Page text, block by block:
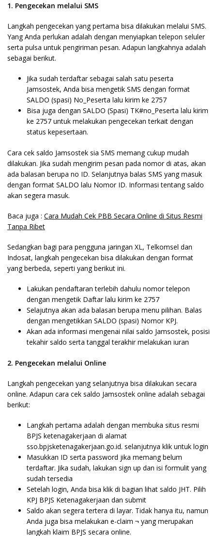
1. Pengecekan melalui SMS
Langkah pengecekan yang pertama bisa dilakukan melalui SMS.
Yang Anda perlukan adalah dengan menyiapkan telepon seluler
serta pulsa untuk pengiriman pesan. Adapun langkahnya adalah
sebagai berikut.
Jika sudah terdaftar sebagai salah satu peserta
Jamsostek, Anda bisa mengetik SMS dengan format
SALDO (spasi) No_Peserta lalu kirim ke 2757
Bisa juga dengan SALDO (Spasi) TK#no_Peserta lalu kirim
ke 2757 untuk melakukan pengecekan terkait dengan
status kepesertaan.
Cara cek saldo Jamsostek sia SMS memang cukup mudah
dilakukan. Jika sudah mengirim pesan pada nomor di atas, akan
ada balasan berupa no ID. Selanjutnya balas SMS yang masuk
dengan format SALDO lalu Nomor ID. Informasi tentang saldo
akan segera masuk.
Baca juga : Cara Mudah Cek PBB Secara Online di Situs Resmi
Tanpa Ribet
Sedangkan bagi para pengguna jaringan XL, Telkomsel dan
Indosat, langkah pengecekan bisa dilakukan dengan format
yang berbeda, seperti yang berikut ini.
Lakukan pendaftaran terlebih dahulu nomor telepon
dengan mengetik Daftar lalu kirim ke 2757
Selajutnya akan ada balasan berupa menu pilihan. Balas
dengan mengetikkan SALDO (spasi) Nomor KPJ.
Akan ada informasi mengenai nilai saldo Jamsostek, posisi
tekahir saldo serta tanggal terakhir melakukan iuran
2. Pengecekan melalui Online
Langkah pengecekan yang selanjutnya bisa dilakukan secara
online. Adapun cara cek saldo Jamsostek online adalah sebagai
berikut:
Langkah pertama adalah dengan membuka situs resmi
BPJS ketenagakerjaan di alamat
sso.bpjsketenagakerjaan.go.id. selanjutnya klik untuk login
Masukkan ID serta password jika memang belum
terdaftar. Jika sudah, lakukan sign up dan isi formulit yang
sudah tersedia
Setelah login, Anda bisa klik di bagian lihat saldo JHT. Pilih
KPJ BPJS Ketenagakerjaan dan submit
Saldo akan segera tertera di layar. Tidak hanya itu, namun
Anda juga bisa melakukan e-claim ¬ yang merupakan
langkah klaim BPJS secara online.